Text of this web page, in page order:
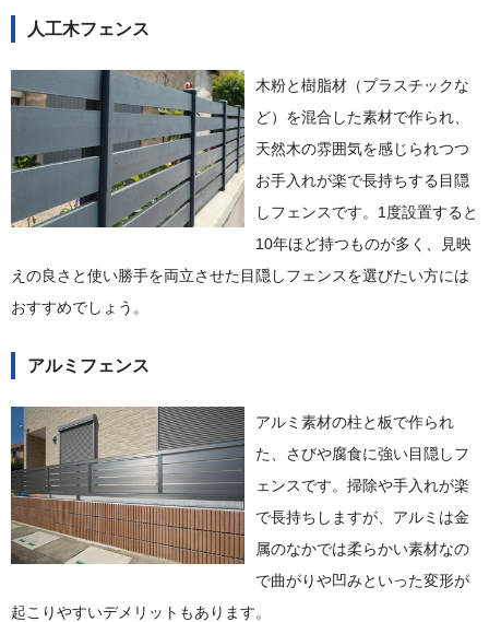
人工木フェンス
木粉と樹脂材（プラスチックな
ど）を混合した素材で作られ、
天然木の雰囲気を感じられつつ
お手入れが楽で長持ちする目隠
しフェンスです。1度設置すると
10年ほど持つものが多く、見映
えの良さと使い勝手を両立させた目隠しフェンスを選びたい方には
おすすめでしょう。
アルミフェンス
アルミ素材の柱と板で作られ
た、さびや腐食に強い目隠しフ
ェンスです。掃除や手入れが楽
で長持ちしますが、アルミは金
属のなかでは柔らかい素材なの
で曲がりや凹みといった変形が
起こりやすいデメリットもあります。